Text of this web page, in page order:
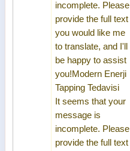
incomplete. Please
provide the full text
you would like me
to translate, and I'll
be happy to assist
you!Modern Enerji
Tapping Tedavisi
It seems that your
message is
incomplete. Please
provide the full text